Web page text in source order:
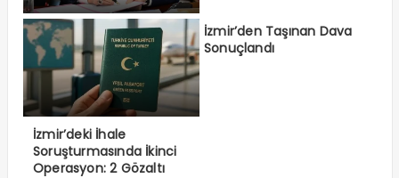
İzmir’den Taşınan Dava
Sonuçlandı
İzmir’deki İhale
Soruşturmasında İkinci
Operasyon: 2 Gözaltı